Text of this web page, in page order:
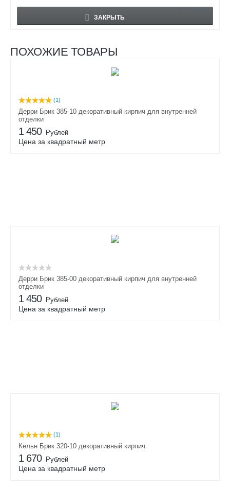
Сбросить
ЗАКРЫТЬ
ПОХОЖИЕ ТОВАРЫ
(1)
Дерри Брик 385-10 декоративный кирпич для внутренней
отделки
1 450 Рублей
Цена за квадратный метр
Дерри Брик 385-00 декоративный кирпич для внутренней
отделки
1 450 Рублей
Цена за квадратный метр
(1)
Кёльн Брик 320-10 декоративный кирпич
1 670 Рублей
Цена за квадратный метр